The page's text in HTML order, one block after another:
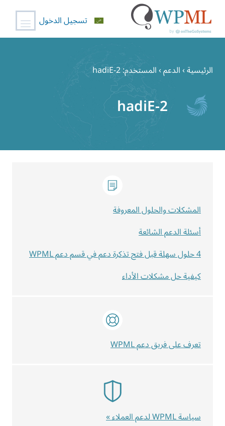
المحتوى
تسجيل الدخول
الرئيسية›الدعم›المستخدم: hadiE-2
hadiE-2
المشكلات والحلول المعروفة
أسئلة الدعم الشائعة
4 حلول سهلة قبل فتح تذكرة دعم في قسم دعم WPML
كيفية حل مشكلات الأداء
تعرف على فريق دعم WPML
سياسة WPML لدعم العملاء »